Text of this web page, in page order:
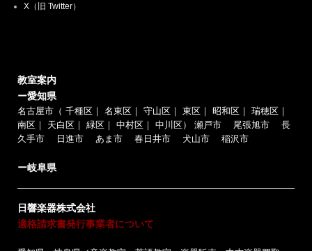
X（旧 Twitter）
教室案内
ー愛知県
名古屋市（ 千種区 ｜ 名東区 ｜ 守山区 ｜ 東区 ｜ 昭和区 ｜ 瑞穂区 ｜
南区 ｜ 天白区 ｜ 緑区 ｜ 中村区 ｜ 中川区） 瀬戸市 尾張旭市
長
久手市
日進市 あま市 春日井市 犬山市 稲沢市
ー岐阜県
日響楽器株式会社
適格請求書発行事業者について